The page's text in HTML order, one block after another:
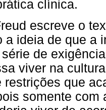
clínica.
escreve o
a ideia de que a
de
viver na
restrições que
somente